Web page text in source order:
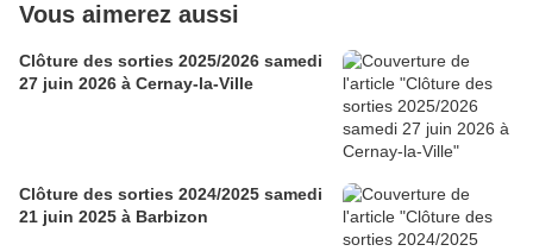
Vous aimerez aussi
Clôture des sorties 2025/2026 samedi
27 juin 2026 à Cernay-la-Ville
Clôture des sorties 2024/2025 samedi
21 juin 2025 à Barbizon